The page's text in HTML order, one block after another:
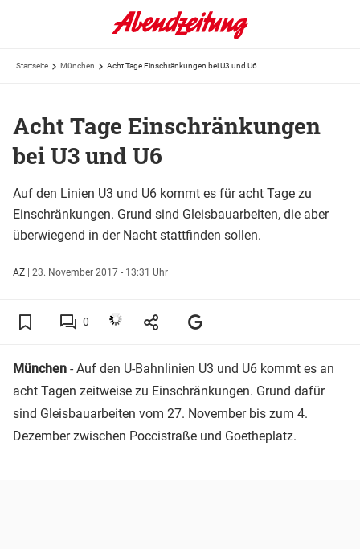
Startseite München Acht Tage Einschränkungen bei U3 und U6
Acht Tage Einschränkungen
bei U3 und U6
Auf den Linien U3 und U6 kommt es für acht Tage zu
Einschränkungen. Grund sind Gleisbauarbeiten, die aber
überwiegend in der Nacht stattfinden sollen.
AZ | 23. November 2017 - 13:31 Uhr
0
München - Auf den U-Bahnlinien U3 und U6 kommt es an
acht Tagen zeitweise zu Einschränkungen. Grund dafür
sind Gleisbauarbeiten vom 27. November bis zum 4.
Dezember zwischen Poccistraße und Goetheplatz.